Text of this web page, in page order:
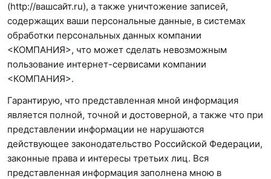
(http://вашсайт.ru), а также уничтожение записей,
содержащих ваши персональные данные, в системах
обработки персональных данных компании
<КОМПАНИЯ>, что может сделать невозможным
пользование интернет-сервисами компании
<КОМПАНИЯ>.
Гарантирую, что представленная мной информация
является полной, точной и достоверной, а также что при
представлении информации не нарушаются
действующее законодательство Российской Федерации,
законные права и интересы третьих лиц. Вся
представленная информация заполнена мною в